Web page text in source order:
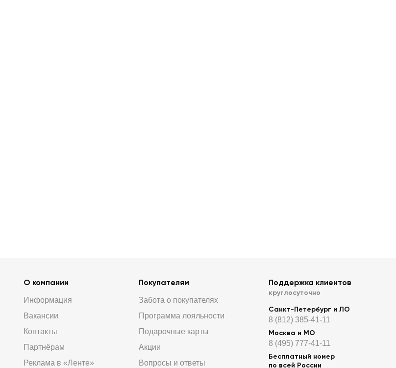
О компании
Информация
Вакансии
Контакты
Партнёрам
Реклама в «Ленте»
Покупателям
Забота о покупателях
Программа лояльности
Подарочные карты
Акции
Вопросы и ответы
Поддержка клиентов
круглосуточно
Санкт-Петербург и ЛО
8 (812) 385-41-11
Москва и МО
8 (495) 777-41-11
Бесплатный номер
по всей России